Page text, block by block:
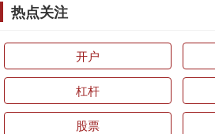
热点关注
开户
杠杆
股票